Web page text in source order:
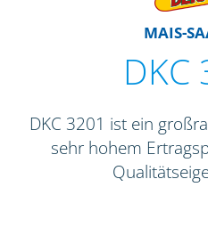
MAIS-
DKC
DKC 3201 ist ein
sehr hohem